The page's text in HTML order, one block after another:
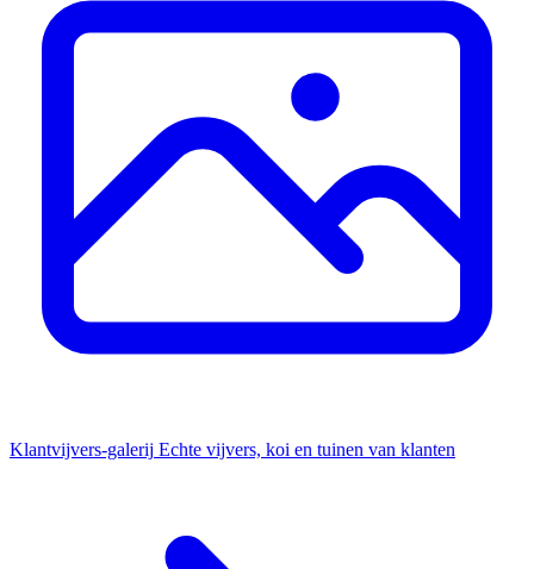
Klantvijvers-galerij Echte vijvers, koi en tuinen van klanten